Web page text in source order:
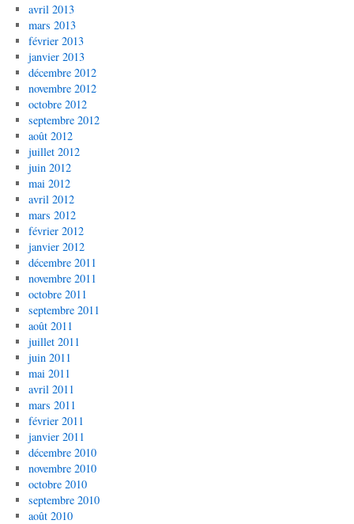
avril 2013
mars 2013
février 2013
janvier 2013
décembre 2012
novembre 2012
octobre 2012
septembre 2012
août 2012
juillet 2012
juin 2012
mai 2012
avril 2012
mars 2012
février 2012
janvier 2012
décembre 2011
novembre 2011
octobre 2011
septembre 2011
août 2011
juillet 2011
juin 2011
mai 2011
avril 2011
mars 2011
février 2011
janvier 2011
décembre 2010
novembre 2010
octobre 2010
septembre 2010
août 2010